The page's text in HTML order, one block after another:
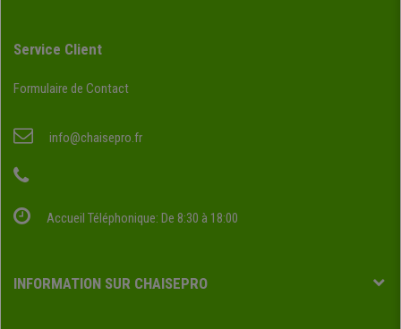
Service Client
Formulaire de Contact
info@chaisepro.fr
Accueil Téléphonique: De 8:30 à 18:00
INFORMATION SUR CHAISEPRO